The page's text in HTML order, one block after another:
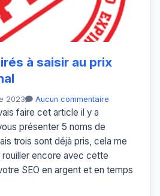
à saisir au prix
2023 Aucun commentaire
faire cet article il y a
présenter 5 noms de
trois sont déjà pris, cela me
encore avec cette
SEO en argent et en temps